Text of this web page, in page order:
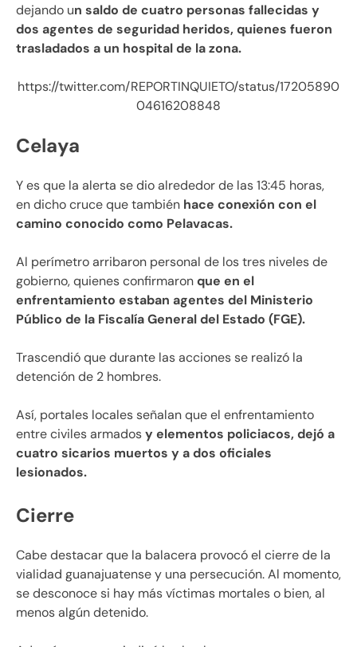
dejando un saldo de cuatro personas fallecidas y
dos agentes de seguridad heridos, quienes fueron
trasladados a un hospital de la zona.
https://twitter.com/REPORTINQUIETO/status/17205890
04616208848
Celaya
Y es que la alerta se dio alrededor de las 13:45 horas,
en dicho cruce que también hace conexión con el
camino conocido como Pelavacas.
Al perímetro arribaron personal de los tres niveles de
gobierno, quienes confirmaronque en el
enfrentamiento estaban agentes del Ministerio
Público de la Fiscalía General del Estado (FGE).
Trascendió que durante las acciones se realizó la
detención de 2 hombres.
Así, portales locales señalan que el enfrentamiento
entre civiles armadosy elementos policiacos, dejó a
cuatro sicarios muertos y a dos oficiales
lesionados.
Cierre
Cabe destacar que la balacera provocó el cierre de la
vialidad guanajuatense y una persecución. Al momento,
se desconoce si hay más víctimas mortales o bien, al
menos algún detenido.